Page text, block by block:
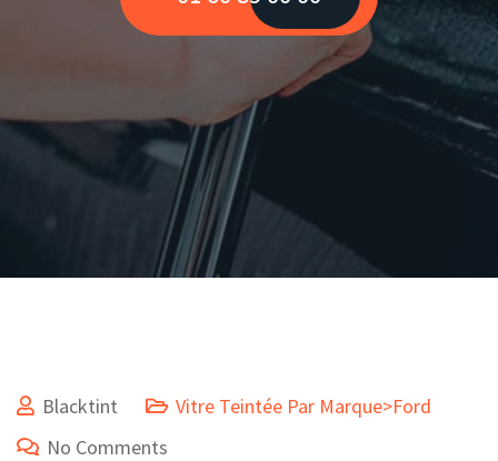
Blacktint
Vitre Teintée Par Marque>Ford
No Comments